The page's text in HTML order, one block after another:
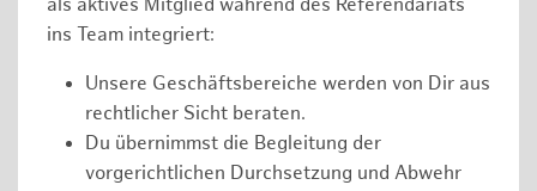
als aktives Mitglied während des Referendariats
ins Team integriert:
Unsere Geschäftsbereiche werden von Dir aus
rechtlicher Sicht beraten.
Du übernimmst die Begleitung der
vorgerichtlichen Durchsetzung und Abwehr